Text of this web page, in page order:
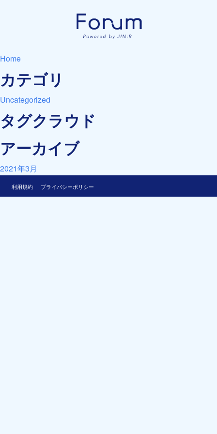
Home
カテゴリ
Uncategorized
タグクラウド
アーカイブ
2021年3月
利用規約 プライバシーポリシー